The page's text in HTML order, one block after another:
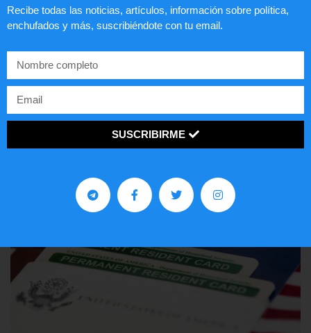
Comunistas no son bienvenidos en
EE.UU.
LEER ARTÍCULO...
Recibe todas las noticias, artículos, información sobre política,
enchufados y más, suscribiéndote con tu email.
SUSCRIBIRME